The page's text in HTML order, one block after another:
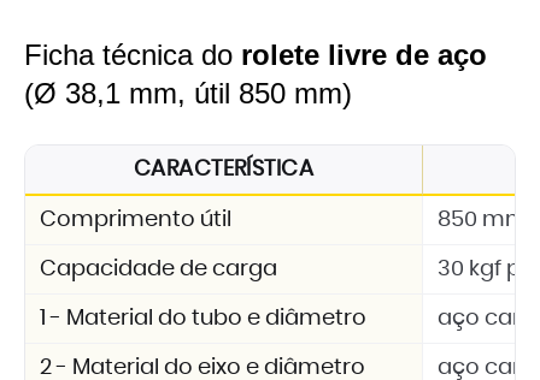
Ficha técnica do rolete livre de aço
(Ø 38,1 mm, útil 850 mm)
CARACTERÍSTICA
Comprimento útil 850 mm
Capacidade de carga 30 kgf
1 - Material do tubo e diâmetro aço
2 - Material do eixo e diâmetro aço